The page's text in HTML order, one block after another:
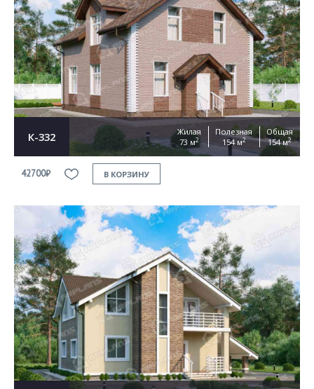
К-332
Жилая
73 м2
Полезная
154 м2
Общая
154 м2
42700₽ В КОРЗИНУ